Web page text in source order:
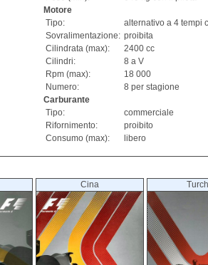
Motore
Tipo:
alternativo a 4 tempi
Sovralimentazione: proibita
Cilindrata (max):
2400 cc
Cilindri:
8 a V
Rpm (max):
18 000
Numero:
8 per stagione
Carburante
Tipo:
commerciale
Rifornimento:
proibito
Consumo (max):
libero
Cina